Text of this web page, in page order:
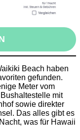
Beach haben
gefunden.
Meter vom
mit
sowie direkter
Das alles gibt es
was für Hawaii